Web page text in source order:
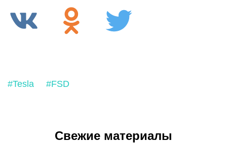
#Tesla #FSD
Свежие материалы